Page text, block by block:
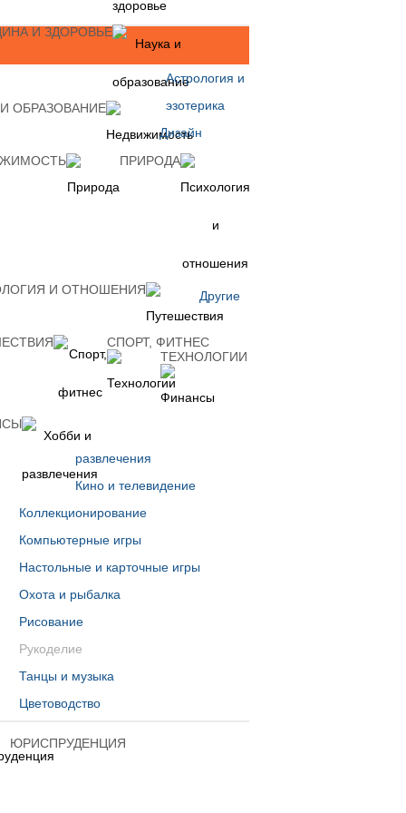
И ЗДОРОВЬЕ
ОБРАЗОВАНИЕ
ПРИРОДА
И ОТНОШЕНИЯ
СПОРТ, ФИТНЕС
ТЕХНОЛОГИИ
ХОББИ И РАЗВЛЕЧЕНИЯ
Астрология и
эзотерика
Дизайн
Другие
развлечения
Кино и телевидение
Коллекционирование
Компьютерные игры
Настольные и карточные игры
Охота и рыбалка
Рисование
Рукоделие
Танцы и музыка
Цветоводство
ЮРИСПРУДЕНЦИЯ